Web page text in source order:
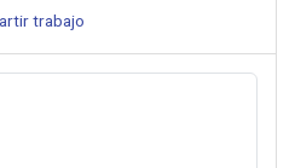
trabajo